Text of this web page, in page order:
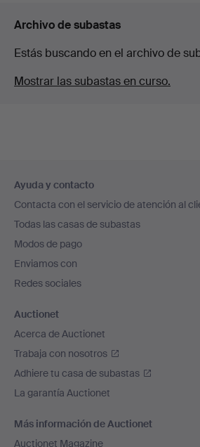
Archivo de subastas
Estás buscando en el archivo de
Mostrar las subastas en curso.
en
el
pie
de
página
Ayuda y contacto
Contacta con el servicio de atención al
Todas las casas de subastas
Modos de pago
Enviamos con
Redes sociales
Auctionet
Acerca de Auctionet
Trabaja con nosotros
Adhiere tu casa de subastas
La garantía Auctionet
Más información de Auctionet
Auctionet Magazine